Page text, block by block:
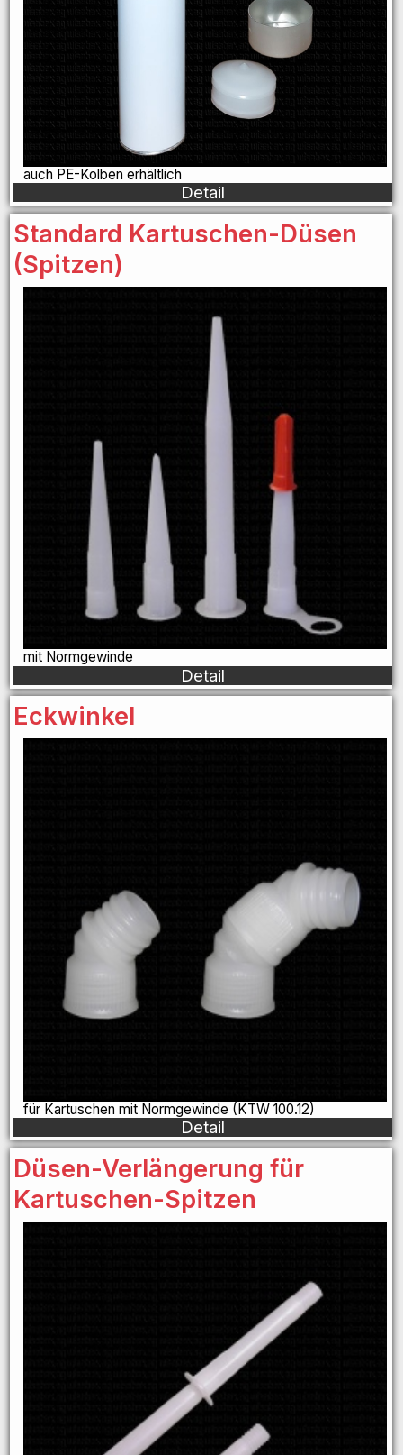
auch PE-Kolben erhältlich
Detail
Standard Kartuschen-Düsen
(Spitzen)
mit Normgewinde
Detail
Eckwinkel
für Kartuschen mit Normgewinde (KTW 100.12)
Detail
Düsen-Verlängerung für
Kartuschen-Spitzen